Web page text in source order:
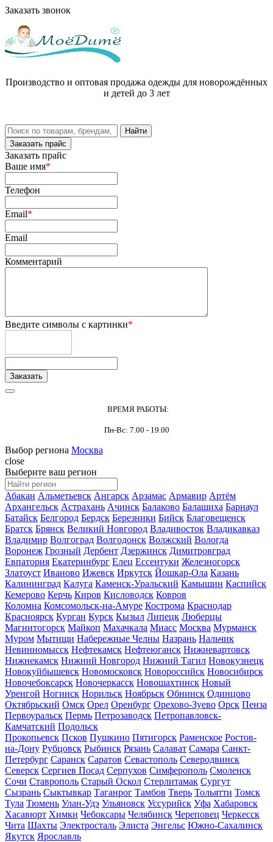
Заказать звонок
Производство и оптовая продажа одежды для новорождённых
и детей до 3 лет
Заказать прайс
Заказать прайс
Ваше имя*
Телефон
Email*
Email
Комментарий
Введите символы с картинки*
ВРЕМЯ РАБОТЫ:
Пн-Вс: 7.00 - 19.00
Выбор региона Москва
close
Выберите ваш регион
Абакан Альметьевск Ангарск Арзамас Армавир Артём
Архангельск Астрахань Ачинск Балаково Балашиха Барнаул
Батайск Белгород Бердск Березники Бийск Благовещенск
Братск Брянск Великий Новгород Владивосток Владикавказ
Владимир Волгоград Волгодонск Волжский Вологда
Воронеж Грозный Дербент Дзержинск Димитровград
Евпатория Екатеринбург Елец Ессентуки Железногорск
Златоуст Иваново Ижевск Иркутск Йошкар-Ола Казань
Калининград Калуга Каменск-Уральский Камышин Каспийск
Кемерово Керчь Киров Кисловодск Ковров
Коломна Комсомольск-на-Амуре Кострома Краснодар
Красноярск Курган Курск Кызыл Липецк Люберцы
Магнитогорск Майкоп Махачкала Миасс Москва Мурманск
Муром Мытищи Набережные Челны Назрань Нальчик
Невинномысск Нефтекамск Нефтеюганск Нижневартовск
Нижнекамск Нижний Новгород Нижний Тагил Новокузнецк
Новокуйбышевск Новомосковск Новороссийск Новосибирск
Новочебоксарск Новочеркасск Новошахтинск Новый
Уренгой Ногинск Норильск Ноябрьск Обнинск Одинцово
Октябрьский Омск Орел Оренбург Орехово-Зуево Орск Пенза
Первоуральск Пермь Петрозаводск Петропавловск-
Камчатский Подольск
Прокопьевск Псков Пушкино Пятигорск Раменское Ростов-
на-Дону Рубцовск Рыбинск Рязань Салават Самара Санкт-
Петербург Саранск Саратов Севастополь Северодвинск
Северск Сергиев Посад Серпухов Симферополь Смоленск
Сочи Ставрополь Старый Оскол Стерлитамак Сургут
Сызрань Сыктывкар Таганрог Тамбов Тверь Тольятти Томск
Тула Тюмень Улан-Удэ Ульяновск Уссурийск Уфа Хабаровск
Хасавюрт Химки Чебоксары Челябинск Череповец Черкесск
Чита Шахты Электросталь Элиста Энгельс Южно-Сахалинск
Якутск Ярославль